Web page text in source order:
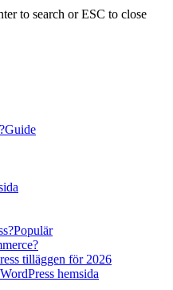
to search or ESC to close
Guide
Populär
tilläggen för 2026
hemsida